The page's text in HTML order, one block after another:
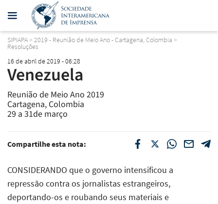
SIPIAPA> 2019 - Reunião de Meio Ano - Cartagena, Colombia >
Resoluções
16 de abril de 2019 - 06:28
Venezuela
Reunião de Meio Ano 2019
Cartagena, Colombia
29 a 31de março
Compartilhe esta nota:
CONSIDERANDO que o governo intensificou a
repressão contra os jornalistas estrangeiros,
deportando-os e roubando seus materiais e